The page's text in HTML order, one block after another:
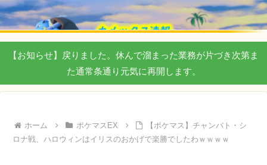
【お知らせ】戻りました。休んで溜まった業務が片づき次第ま
た通常条通り元気に再開します。
ホーム ポケマスEX
【ポケマス】チャンバト・シ
ロナ戦、ハロウィンはイリスのおかげで楽勝でしたわｗｗｗｗ